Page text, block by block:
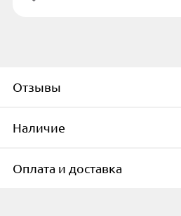
Отзывы
Будьте
оставит свой
Наличие
Доступно в 21
Оплата и доставка